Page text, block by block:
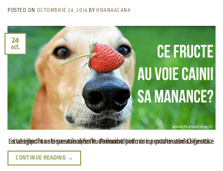
POSTED ON OCTOMBRIE 24, 2016 BY HRANAACANA
24
oct.
Este important sa stii care fructe sunt permise pentru caini si ca orice ai alege din cele permise, sa le dai cainelui doar cu moderatie! Digestia cateilor functioneaza diferit. Prea mult din orice poate avea efecte nedorite.
CONTINUE READING →